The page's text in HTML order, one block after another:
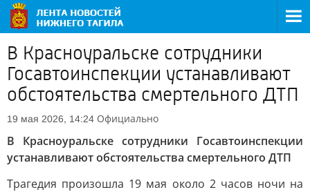
В Красноуральске сотрудники
Госавтоинспекции устанавливают
обстоятельства смертельного ДТП
19 мая 2026, 14:24 Официально
В Красноуральске сотрудники Госавтоинспекции
устанавливают обстоятельства смертельного ДТП
Трагедия произошла 19 мая около 2 часов ночи на